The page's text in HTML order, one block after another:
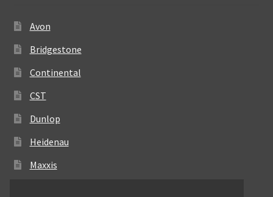
Avon
Bridgestone
Continental
CST
Dunlop
Heidenau
Maxxis